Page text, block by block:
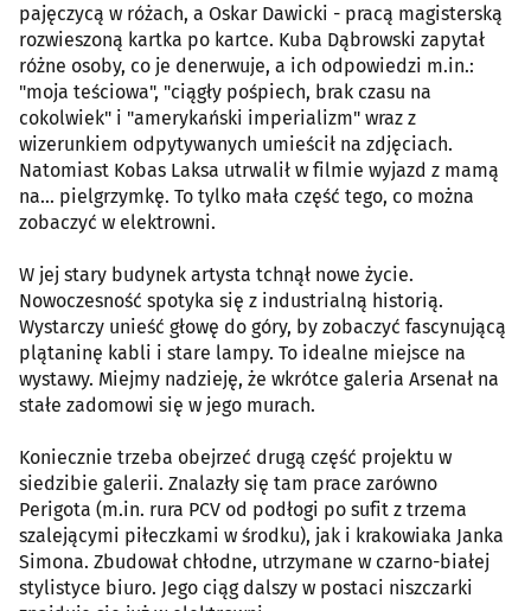
pajęczycą w różach, a Oskar Dawicki - pracą magisterską
rozwieszoną kartka po kartce. Kuba Dąbrowski zapytał
różne osoby, co je denerwuje, a ich odpowiedzi m.in.:
"moja teściowa", "ciągły pośpiech, brak czasu na
cokolwiek" i "amerykański imperializm" wraz z
wizerunkiem odpytywanych umieścił na zdjęciach.
Natomiast Kobas Laksa utrwalił w filmie wyjazd z mamą
na... pielgrzymkę. To tylko mała część tego, co można
zobaczyć w elektrowni.
W jej stary budynek artysta tchnął nowe życie.
Nowoczesność spotyka się z industrialną historią.
Wystarczy unieść głowę do góry, by zobaczyć fascynującą
plątaninę kabli i stare lampy. To idealne miejsce na
wystawy. Miejmy nadzieję, że wkrótce galeria Arsenał na
stałe zadomowi się w jego murach.
Koniecznie trzeba obejrzeć drugą część projektu w
siedzibie galerii. Znalazły się tam prace zarówno
Perigota (m.in. rura PCV od podłogi po sufit z trzema
szalejącymi piłeczkami w środku), jak i krakowiaka Janka
Simona. Zbudował chłodne, utrzymane w czarno-białej
stylistyce biuro. Jego ciąg dalszy w postaci niszczarki